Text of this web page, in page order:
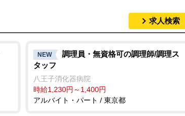
求人検索
NEW
調理員・無資格可の調理師/調理ス
タッフ
八王子消化器病院
時給1,230円～1,400円
アルバイト・パート / 東京都